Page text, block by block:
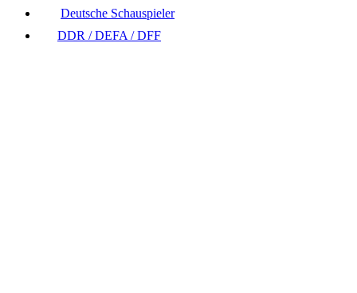
Deutsche Schauspieler
DDR / DEFA / DFF